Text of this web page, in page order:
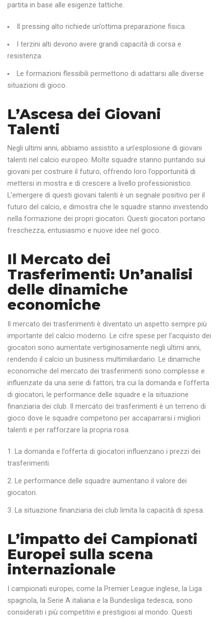
partita in base alle esigenze tattiche.
Il pressing alto richiede un’ottima preparazione fisica.
I terzini alti devono avere grandi capacità di corsa e
resistenza.
Le formazioni flessibili permettono di adattarsi alle diverse
situazioni di gioco.
L’Ascesa dei Giovani
Talenti
Negli ultimi anni, abbiamo assistito a un’esplosione di giovani
talenti nel calcio europeo. Molte squadre stanno puntando sui
giovani per costruire il futuro, offrendo loro l’opportunità di
mettersi in mostra e di crescere a livello professionistico.
L’emergere di questi giovani talenti è un segnale positivo per il
futuro del calcio, e dimostra che le squadre stanno investendo
nella formazione dei propri giocatori. Questi giocatori portano
freschezza, entusiasmo e nuove idee nel gioco.
Il Mercato dei
Trasferimenti: Un’analisi
delle dinamiche
economiche
Il mercato dei trasferimenti è diventato un aspetto sempre più
importante del calcio moderno. Le cifre spese per l’acquisto dei
giocatori sono aumentate vertiginosamente negli ultimi anni,
rendendo il calcio un business multimiliardario. Le dinamiche
economiche del mercato dei trasferimenti sono complesse e
influenzate da una serie di fattori, tra cui la domanda e l’offerta
di giocatori, le performance delle squadre e la situazione
finanziaria dei club. Il mercato dei trasferimenti è un terreno di
gioco dove le squadre competono per accaparrarsi i migliori
talenti e per rafforzare la propria rosa.
La domanda e l’offerta di giocatori influenzano i prezzi dei
trasferimenti.
Le performance delle squadre aumentano il valore dei
giocatori.
La situazione finanziaria dei club limita la capacità di spesa.
L’impatto dei Campionati
Europei sulla scena
internazionale
I campionati europei, come la Premier League inglese, la Liga
spagnola, la Serie A italiana e la Bundesliga tedesca, sono
considerati i più competitivi e prestigiosi al mondo. Questi